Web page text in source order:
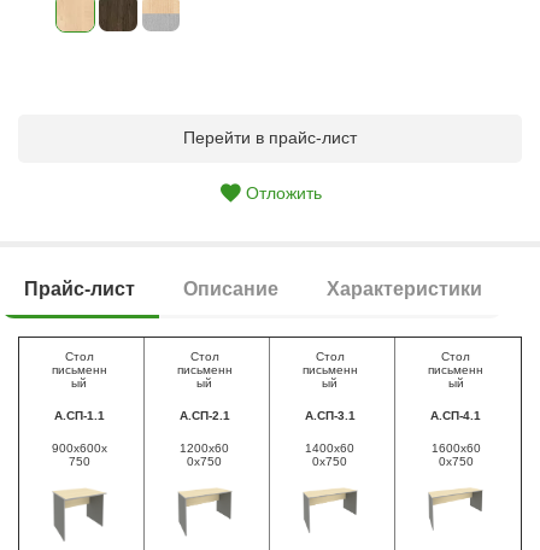
Перейти в прайс-лист
Отложить
Прайс-лист Описание Характеристики
Стол
письменн
ый
А.СП-1.1
900x600x
750
Стол
письменн
ый
А.СП-2.1
1200x60
0x750
Стол
письменн
ый
А.СП-3.1
1400x60
0x750
Стол
письменн
ый
А.СП-4.1
1600x60
0x750